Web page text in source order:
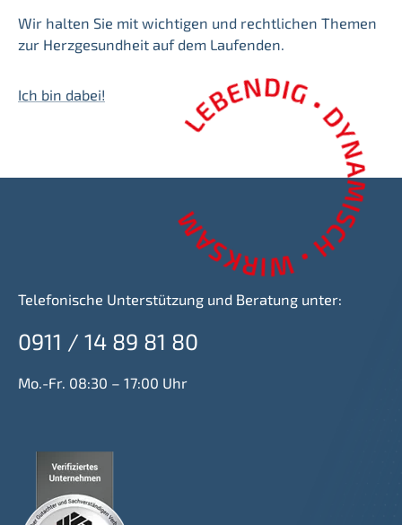
Wir halten Sie mit wichtigen und rechtlichen Themen
zur Herzgesundheit auf dem Laufenden.
Ich bin dabei!
Telefonische Unterstützung und Beratung unter:
0911 / 14 89 81 80
Mo.-Fr. 08:30 – 17:00 Uhr